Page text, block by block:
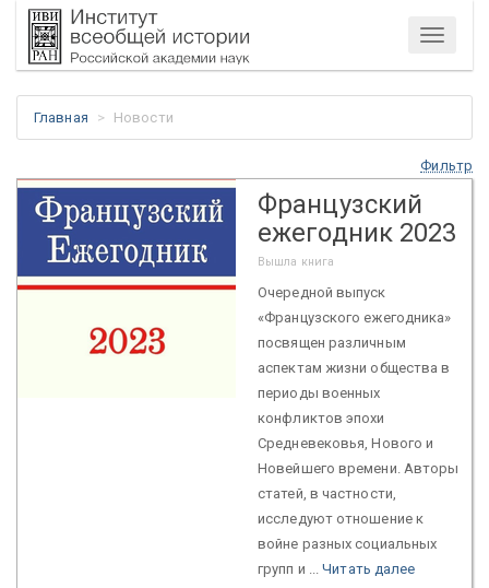
Меню
Главная Новости
Фильтр
Французский
ежегодник 2023
Вышла книга
Очередной выпуск
«Французского ежегодника»
посвящен различным
аспектам жизни общества в
периоды военных
конфликтов эпохи
Средневековья, Нового и
Новейшего времени. Авторы
статей, в частности,
исследуют отношение к
войне разных социальных
групп и ...Читать далее